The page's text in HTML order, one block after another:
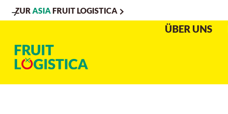
Zur
Zur
Zum
ZUR ASIA FRUIT LOGISTICA
ÜBER UNS